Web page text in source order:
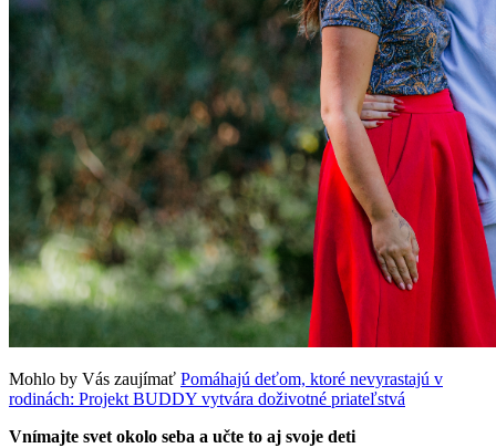
Mohlo by Vás zaujímať Pomáhajú deťom, ktoré nevyrastajú v
rodinách: Projekt BUDDY vytvára doživotné priateľstvá
Vnímajte svet okolo seba a učte to aj svoje deti